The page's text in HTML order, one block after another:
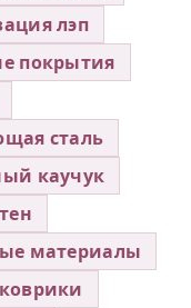
лэп
покрытия
сталь
каучук
материалы